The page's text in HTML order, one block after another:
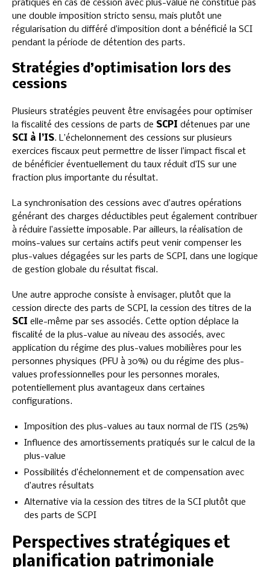
pratiqués en cas de cession avec plus-value ne constitue pas
une double imposition stricto sensu, mais plutôt une
régularisation du différé d’imposition dont a bénéficié la SCI
pendant la période de détention des parts.
Stratégies d’optimisation lors des
cessions
Plusieurs stratégies peuvent être envisagées pour optimiser
la fiscalité des cessions de parts de SCPI détenues par une
SCI à l’IS. L’échelonnement des cessions sur plusieurs
exercices fiscaux peut permettre de lisser l’impact fiscal et
de bénéficier éventuellement du taux réduit d’IS sur une
fraction plus importante du résultat.
La synchronisation des cessions avec d’autres opérations
générant des charges déductibles peut également contribuer
à réduire l’assiette imposable. Par ailleurs, la réalisation de
moins-values sur certains actifs peut venir compenser les
plus-values dégagées sur les parts de SCPI, dans une logique
de gestion globale du résultat fiscal.
Une autre approche consiste à envisager, plutôt que la
cession directe des parts de SCPI, la cession des titres de la
SCI elle-même par ses associés. Cette option déplace la
fiscalité de la plus-value au niveau des associés, avec
application du régime des plus-values mobilières pour les
personnes physiques (PFU à 30%) ou du régime des plus-
values professionnelles pour les personnes morales,
potentiellement plus avantageux dans certaines
configurations.
Imposition des plus-values au taux normal de l’IS (25%)
Influence des amortissements pratiqués sur le calcul de la
plus-value
Possibilités d’échelonnement et de compensation avec
d’autres résultats
Alternative via la cession des titres de la SCI plutôt que
des parts de SCPI
Perspectives stratégiques et
planification patrimoniale